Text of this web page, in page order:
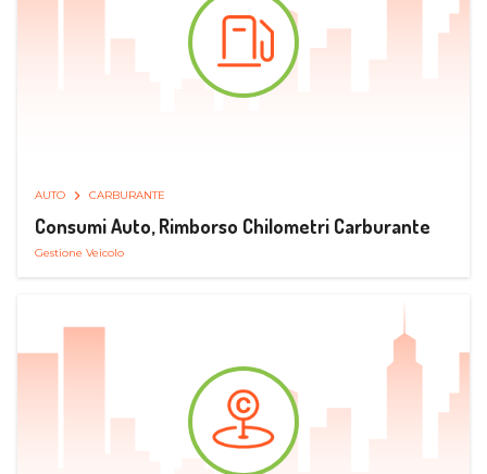
AUTO CARBURANTE
Consumi Auto, Rimborso Chilometri Carburante
Gestione Veicolo